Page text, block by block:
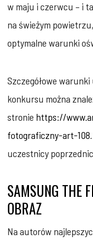
w maju i czerwcu – i
na świeżym
optymalne warunki
Szczegółowe
konkursu można
stronie https://
fotograficzny-art-108
uczestnicy
SAMSUNG THE
OBRAZ
Na autorów